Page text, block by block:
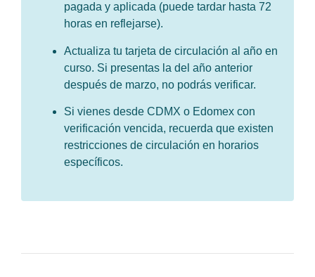
pagada y aplicada (puede tardar hasta 72
horas en reflejarse).
Actualiza tu tarjeta de circulación al año en
curso. Si presentas la del año anterior
después de marzo, no podrás verificar.
Si vienes desde CDMX o Edomex con
verificación vencida, recuerda que existen
restricciones de circulación en horarios
específicos.